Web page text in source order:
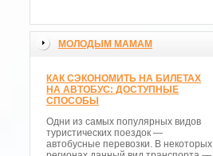
МОЛОДЫМ МАМАМ
КАК СЭКОНОМИТЬ НА БИЛЕТАХ
НА АВТОБУС: ДОСТУПНЫЕ
СПОСОБЫ
Одни из самых популярных видов
туристических поездок —
автобусные перевозки. В некоторых